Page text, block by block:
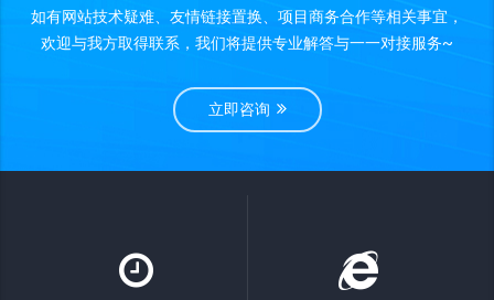
如有网站技术疑难、友情链接置换、项目商务合作等相关事宜，
欢迎与我方取得联系，我们将提供专业解答与一一对接服务~
立即咨询